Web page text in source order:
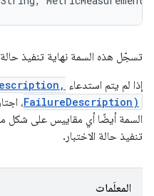
تسجّل هذه السمة نهاية تنفيذ حالة
إذا لم يتم استدعاء
FailureDescription)،
السمة أيضًا أي مقاييس على شكل
تنفيذ حالة الاختبار.
المعلَمات